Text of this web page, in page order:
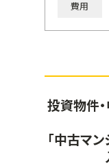
費用
投資物件
「中古マ